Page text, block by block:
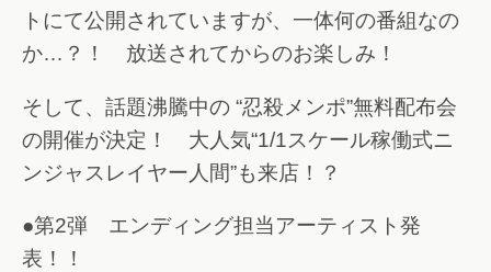
トにて公開されていますが、一体何の番組なの
か…？！ 放送されてからのお楽しみ！
そして、話題沸騰中の “忍殺メンポ”無料配布会
の開催が決定！ 大人気“1/1スケール稼働式ニ
ンジャスレイヤー人間”も来店！？
●第2弾 エンディング担当アーティスト発
表！！